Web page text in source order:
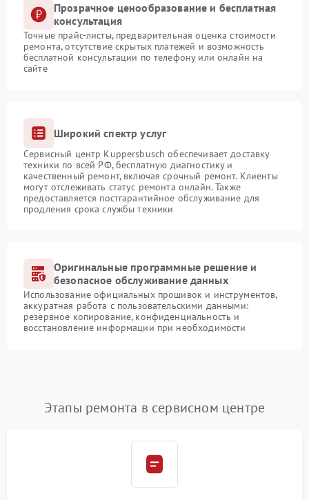
Прозрачное ценообразование и бесплатная
консультация
Точные прайс-листы, предварительная оценка стоимости
ремонта, отсутствие скрытых платежей и возможность
бесплатной консультации по телефону или онлайн на
сайте
Широкий спектр услуг
Сервисный центр Kuppersbusch обеспечивает доставку
техники по всей РФ, бесплатную диагностику и
качественный ремонт, включая срочный ремонт. Клиенты
могут отслеживать статус ремонта онлайн. Также
предоставляется постгарантийное обслуживание для
продления срока службы техники
Оригинальные программные решение и
безопасное обслуживание данных
Использование официальных прошивок и инструментов,
аккуратная работа с пользовательскими данными:
резервное копирование, конфиденциальность и
восстановление информации при необходимости
Этапы ремонта в сервисном центре